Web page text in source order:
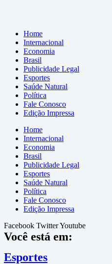
Home
Internacional
Economia
Brasil
Publicidade Legal
Esportes
Saúde Natural
Política
Fale Conosco
Edição Impressa
Home
Internacional
Economia
Brasil
Publicidade Legal
Esportes
Saúde Natural
Política
Fale Conosco
Edição Impressa
Facebook TwitterYoutube
Você está em:
Esportes